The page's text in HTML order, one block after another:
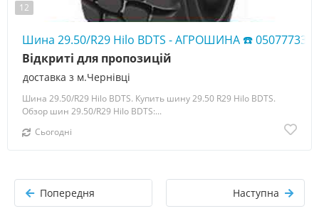
12
Шина 29.50/R29 Hilo BDTS - АГРОШИНА ☎️ 0507773380
доставка з м.Чернівці
Відкриті для пропозицій
Шина 29.50/R29 Hilo BDTS. Купить шину 29.50 R29 Hilo BDTS.
Обзор шин 29.50/R29 Hilo BDTS:...
Сьогодні
Попередня Наступна